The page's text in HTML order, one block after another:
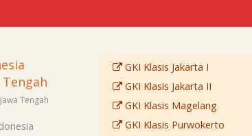
Tengah
Tengah
GKI Klasis Jakarta I
GKI Klasis Jakarta II
GKI Klasis Magelang
GKI Klasis Purwokerto